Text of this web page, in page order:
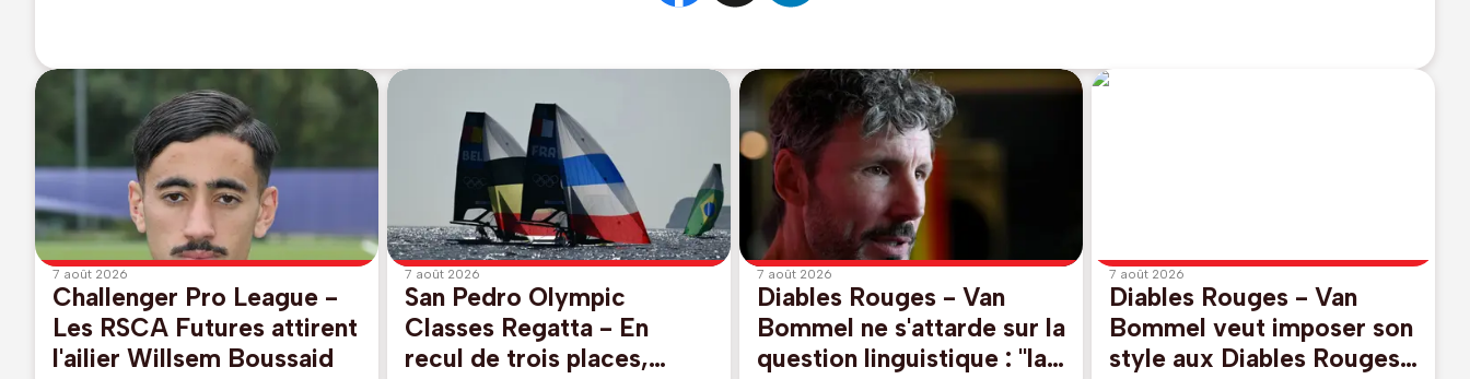
7 août 2026
Challenger Pro League -
Les RSCA Futures attirent
l'ailier Willsem Boussaid
7 août 2026
San Pedro Olympic
Classes Regatta - En
recul de trois places,
7 août 2026
Diables Rouges - Van
Bommel ne s'attarde sur la
question linguistique : "la
7 août 2026
Diables Rouges - Van
Bommel veut imposer son
style aux Diables Rouges